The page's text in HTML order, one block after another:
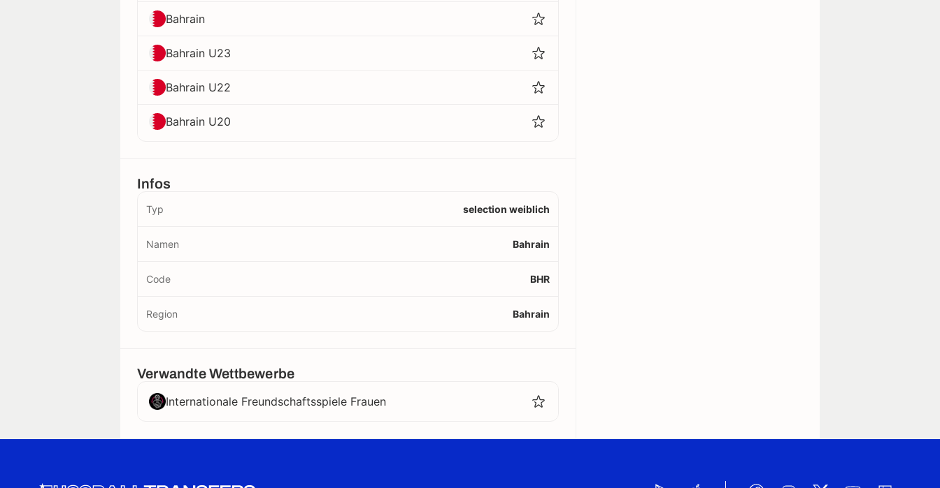
Bahrain
Bahrain U23
Bahrain U22
Bahrain U20
Infos
Typ selection weiblich
Namen Bahrain
Code BHR
Region Bahrain
Verwandte Wettbewerbe
Internationale Freundschaftsspiele Frauen